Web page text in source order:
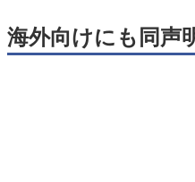
海外向けにも同声